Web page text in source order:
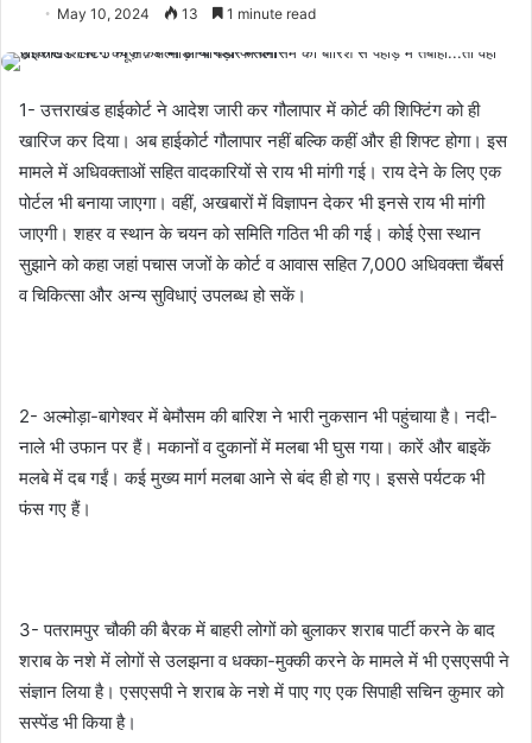
May 10, 2024 13 1 minute read
1- उत्तराखंड हाईकोर्ट ने आदेश जारी कर गौलापार में कोर्ट की शिफ्टिंग को ही
खारिज कर दिया। अब हाईकोर्ट गौलापार नहीं बल्कि कहीं और ही शिफ्ट होगा। इस
मामले में अधिवक्ताओं सहित वादकारियों से राय भी मांगी गई। राय देने के लिए एक
पोर्टल भी बनाया जाएगा। वहीं, अखबारों में विज्ञापन देकर भी इनसे राय भी मांगी
जाएगी। शहर व स्थान के चयन को समिति गठित भी की गई। कोई ऐसा स्थान
सुझाने को कहा जहां पचास जजों के कोर्ट व आवास सहित 7,000 अधिवक्ता चैंबर्स
व चिकित्सा और अन्य सुविधाएं उपलब्ध हो सकें।
2- अल्मोड़ा-बागेश्वर में बेमौसम की बारिश ने भारी नुकसान भी पहुंचाया है। नदी-
नाले भी उफान पर हैं। मकानों व दुकानों में मलबा भी घुस गया। कारें और बाइकें
मलबे में दब गईं। कई मुख्य मार्ग मलबा आने से बंद ही हो गए। इससे पर्यटक भी
फंस गए हैं।
3- पतरामपुर चौकी की बैरक में बाहरी लोगों को बुलाकर शराब पार्टी करने के बाद
शराब के नशे में लोगों से उलझना व धक्का-मुक्की करने के मामले में भी एसएसपी ने
संज्ञान लिया है। एसएसपी ने शराब के नशे में पाए गए एक सिपाही सचिन कुमार को
सस्पेंड भी किया है।